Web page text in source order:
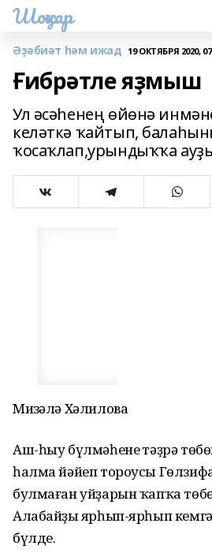
Шоңҡар
Әҙәбиәт һәм ижад 19 ОКТЯБРЯ 2020,
Ғибрәтле яҙмыш
Ул әсәһенең өйөнә
келәткә ҡайтып,
ҡосаҡлап,урындыҡҡа
Миңзәлә Хәлилова
Аш-һыу бүлмәһенең тәҙрә
һалма йәйеп тороусы
булмаған уйҙарын ҡапҡа
Алабайҙың ярһып-ярһып
бүлде.